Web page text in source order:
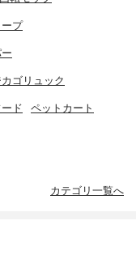
プ
カゴリュック
ド ペットカート
カテゴリ一覧へ